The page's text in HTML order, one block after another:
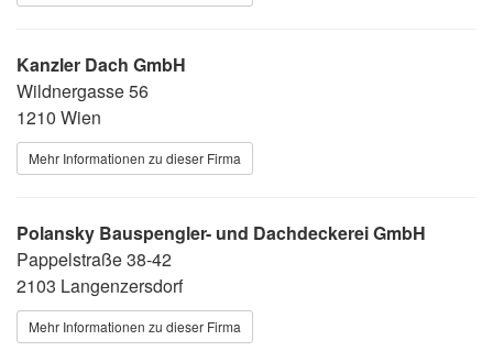
Kanzler Dach GmbH
Wildnergasse 56
1210 Wien
Mehr Informationen zu dieser Firma
Polansky Bauspengler- und Dachdeckerei GmbH
Pappelstraße 38-42
2103 Langenzersdorf
Mehr Informationen zu dieser Firma